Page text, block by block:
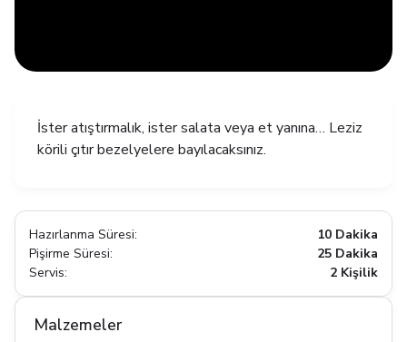
İster atıştırmalık, ister salata veya et yanına… Leziz
körili çıtır bezelyelere bayılacaksınız.
Hazırlanma Süresi:
10 Dakika
Pişirme Süresi:
25 Dakika
Servis:
2 Kişilik
Malzemeler